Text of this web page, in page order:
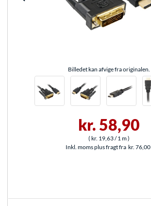
Billedet kan afvige fra originalen.
kr. 58,90
( kr. 19,63/ 1 m)
Inkl. moms plus fragt fra kr. 76,00